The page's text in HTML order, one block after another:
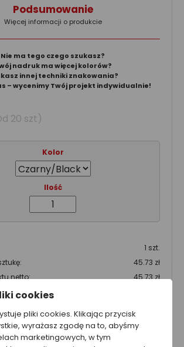
Podsumowanie
Więcej informacji o produkcie
Nie ma tego czego szukasz?
nadruk ma więcej kolorów?
innej techniki znakowania?
– wycenimy Twój projekt indywidualnie!
20 szt)
Kolor
Ilość
1 szt.
45.73 zł
netto:
45.73 zł
56.25 zł
Całkowity koszt netto
cookies
pliki cookies. Klikając przycisk
wyrażasz zgodę na to, abyśmy
marketingowych, w tym